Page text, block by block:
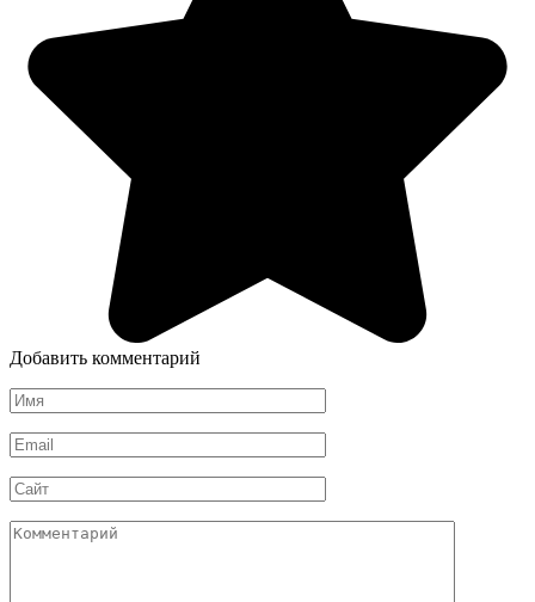
Добавить комментарий
Имя
*
Email
*
Сайт
Комментарий